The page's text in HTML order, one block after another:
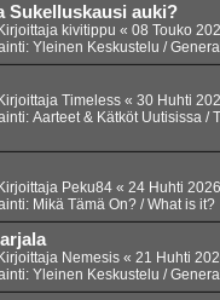
Sukelluskausi auki?
kivitippu « 08 Touko
Yleinen Keskustelu /
Timeless « 30 Huhti
Aarteet & Kätköt Uutisissa /
Peku84 « 24 Huhti
Mikä Tämä On? / What is it?
Nemesis « 21 Huhti
Yleinen Keskustelu /